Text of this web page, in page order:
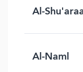
Al-
Al-Naml